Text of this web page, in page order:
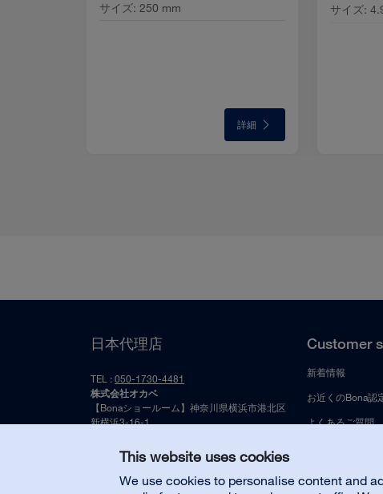
This website uses cookies
We use cookies to personalise content and
サイズ: 250 mm
詳細
サイズ:
日本代理店
TEL :050-1730-4481
株式会社オカベ
【Bonaショールーム】神奈川県横浜市港北区
新横浜3-16-1
Customer
新着情報
お近くのBona認
よくあるご質問